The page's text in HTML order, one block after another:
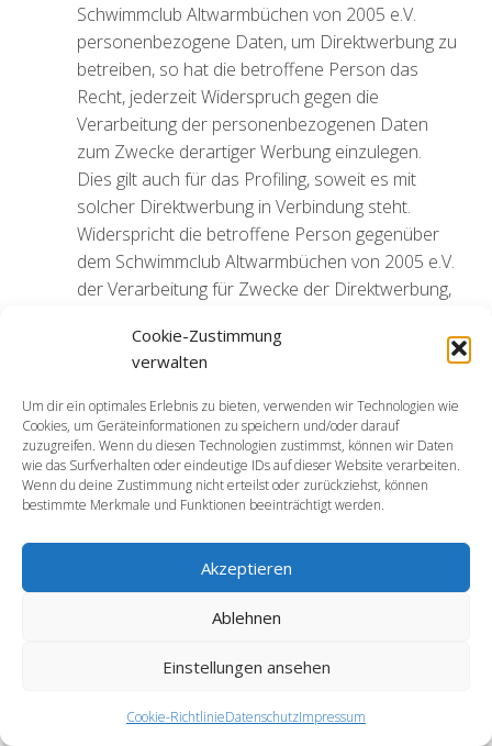
Cookie-Zustimmung
verwalten
Um dir ein optimales Erlebnis zu bieten, verwenden wir Technologien wie
Cookies, um Geräteinformationen zu speichern und/oder darauf
zuzugreifen. Wenn du diesen Technologien zustimmst, können wir Daten
wie das Surfverhalten oder eindeutige IDs auf dieser Website verarbeiten.
Wenn du deine Zustimmung nicht erteilst oder zurückziehst, können
bestimmte Merkmale und Funktionen beeinträchtigt werden.
Akzeptieren
Ablehnen
Einstellungen ansehen
Cookie-RichtlinieDatenschutzImpressum
Schwimmclub Altwarmbüchen von 2005 e.V.
personenbezogene Daten, um Direktwerbung zu
betreiben, so hat die betroffene Person das
Recht, jederzeit Widerspruch gegen die
Verarbeitung der personenbezogenen Daten
zum Zwecke derartiger Werbung einzulegen.
Dies gilt auch für das Profiling, soweit es mit
solcher Direktwerbung in Verbindung steht.
Widerspricht die betroffene Person gegenüber
dem Schwimmclub Altwarmbüchen von 2005 e.V.
der Verarbeitung für Zwecke der Direktwerbung,
2005 e.V. die personenbezogenen Daten nicht
mehr für diese Zwecke verarbeiten. Zudem hat
die betroffene Person das Recht, aus Gründen,
die sich aus ihrer besonderen Situation ergeben,
gegen die sie betreffende Verarbeitung
personenbezogener Daten, die bei dem
Schwimmclub Altwarmbüchen von 2005 e.V. zu
Forschungszwecken oder zu statistischen
Zwecken gemäß Art. 89 Abs. 1 DS-GVO erfolgen,
Widerspruch einzulegen, es sei denn, eine solche
öffentlichen Interesse liegenden Aufgabe
Widerspruch kann sich die betroffene Person